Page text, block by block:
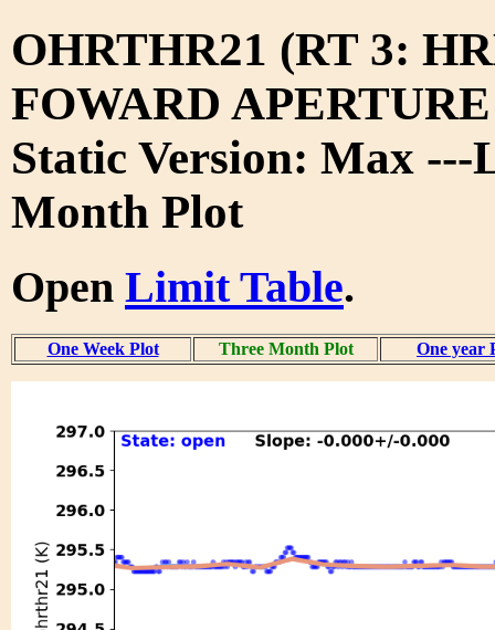
OHRTHR21 (RT 3:
FOWARD
Static Version: Max ---
Month Plot
Open Limit Table.
One Week Plot Three Month Plot One year